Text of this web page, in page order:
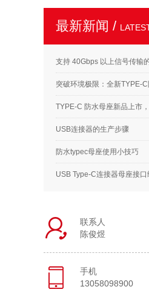
最新新闻 /
USB连接器的生产步骤
防水typec母座使用小技巧
USB Type-C连接器母座接
联系人
陈俊煜
手机
13058098900